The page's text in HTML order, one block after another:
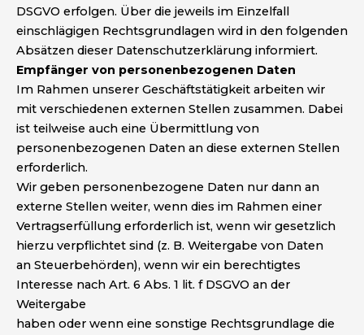
DSGVO erfolgen. Über die jeweils im Einzelfall
einschlägigen Rechtsgrundlagen wird in den folgenden
Absätzen dieser Datenschutzerklärung informiert.
Empfänger von personenbezogenen Daten
Im Rahmen unserer Geschäftstätigkeit arbeiten wir
mit verschiedenen externen Stellen zusammen. Dabei
ist teilweise auch eine Übermittlung von
personenbezogenen Daten an diese externen Stellen
erforderlich.
Wir geben personenbezogene Daten nur dann an
externe Stellen weiter, wenn dies im Rahmen einer
Vertragserfüllung erforderlich ist, wenn wir gesetzlich
hierzu verpflichtet sind (z. B. Weitergabe von Daten
an Steuerbehörden), wenn wir ein berechtigtes
Interesse nach Art. 6 Abs. 1 lit. f DSGVO an der
Weitergabe
haben oder wenn eine sonstige Rechtsgrundlage die